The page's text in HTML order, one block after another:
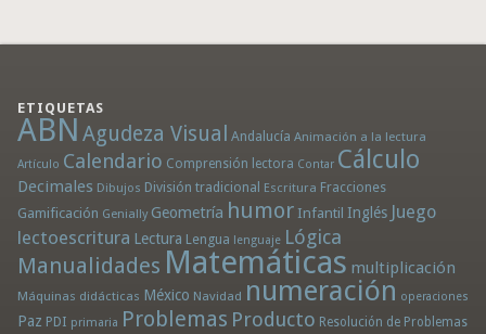
ETIQUETAS
ABN Agudeza Visual Andalucía Animación a la lectura
Artículo Calendario Comprensión lectora Contar Cálculo
Decimales Dibujos División tradicional Escritura Fracciones
Gamificación Genially Geometría humor Infantil Inglés Juego
lectoescritura Lectura Lengua lenguaje Lógica
Manualidades Matemáticas multiplicación
Máquinas didácticas México Navidad numeración operaciones
Paz PDI primaria Problemas Producto Resolución de Problemas